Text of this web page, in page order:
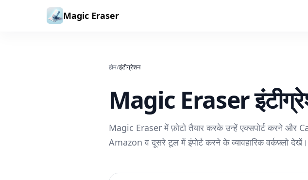
Magic Eraser
होम/इंटीग्रेशन
Magic Eraser
Magic Eraser में फ़ोटो तैयार करके उन्हें एक्सपोर्ट करने
Amazon व दूसरे टूल में इंपोर्ट करने के व्यावहारिक वर्कफ़्लो देखें।